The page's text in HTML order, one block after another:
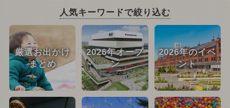
人気キーワードで絞り込む
厳選お出かけ
まとめ
2026年オープ
ン
2026年のイベ
ント